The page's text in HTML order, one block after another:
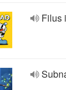
Filus